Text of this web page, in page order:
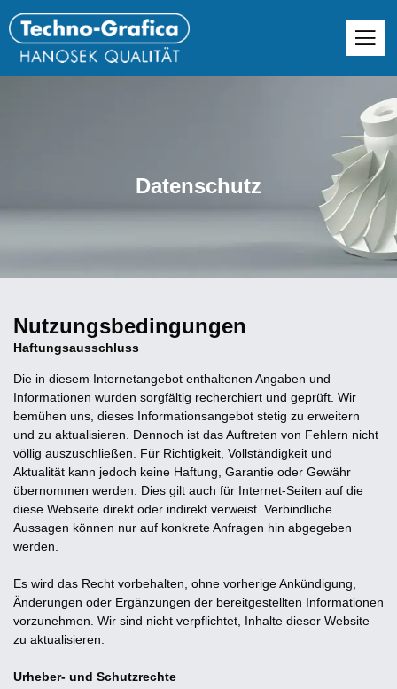
Datenschutz
Nutzungsbedingungen
Haftungsausschluss
Die in diesem Internetangebot enthaltenen Angaben und
Informationen wurden sorgfältig recherchiert und geprüft. Wir
bemühen uns, dieses Informationsangebot stetig zu erweitern
und zu aktualisieren. Dennoch ist das Auftreten von Fehlern nicht
völlig auszuschließen. Für Richtigkeit, Vollständigkeit und
Aktualität kann jedoch keine Haftung, Garantie oder Gewähr
übernommen werden. Dies gilt auch für Internet-Seiten auf die
diese Webseite direkt oder indirekt verweist. Verbindliche
Aussagen können nur auf konkrete Anfragen hin abgegeben
werden.
Es wird das Recht vorbehalten, ohne vorherige Ankündigung,
Änderungen oder Ergänzungen der bereitgestellten Informationen
vorzunehmen. Wir sind nicht verpflichtet, Inhalte dieser Website
zu aktualisieren.
Urheber- und Schutzrechte